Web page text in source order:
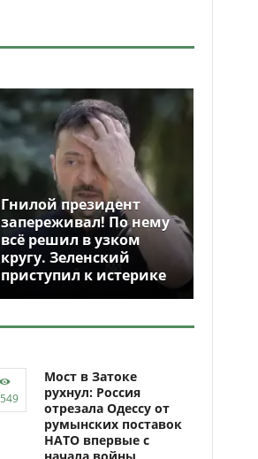
Гнилой президент
запереживал! По нему
всё решил в узком
кругу. Зеленский
приступил к истерике
Мост в Затоке
рухнул: Россия
отрезала Одессу от
румынских поставок
НАТО впервые с